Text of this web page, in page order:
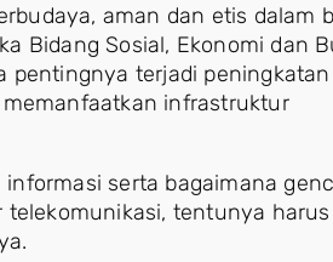
aman dan etis dalam
Bidang Sosial, Ekonomi dan
pentingnya terjadi
infrastruktur
serta bagaimana
tentunya